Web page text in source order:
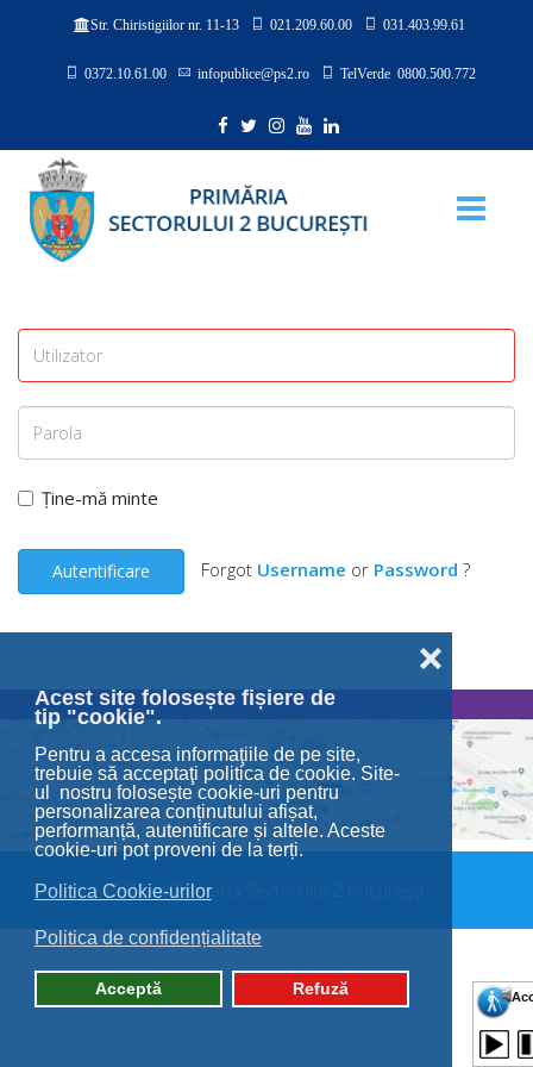
Acest site folosește fișiere de
tip "cookie".
Pentru a accesa informaţiile de pe site,
trebuie să acceptaţi politica de cookie. Site-
ul nostru folosește cookie-uri pentru
personalizarea conținutului afișat,
performanță, autentificare și altele. Aceste
cookie-uri pot proveni de la terți.
Politica Cookie-urilor
Politica de confidențialitate
Acceptă Refuză
❌
Str. Chiristigiilor nr. 11-13 021.209.60.00 031.403.99.61
0372.10.61.00 infopublice@ps2.ro TelVerde 0800.500.772
Ține-mă minte
Autentificare Forgot Username or Password ?
© 2026 Primăria Sectorului 2 București.